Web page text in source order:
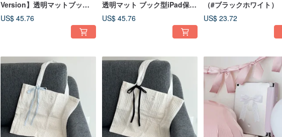
Version】透明マットブック
型iPadケース
US$ 45.76
透明マット ブック型iPad保護
ケース
US$ 45.76
（#ブラックホワイト）
US$ 23.72